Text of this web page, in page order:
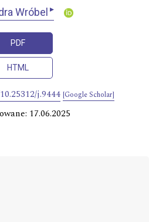
Wróbel ▸
PDF
HTML
j.9444 [Google Scholar]
17.06.2025